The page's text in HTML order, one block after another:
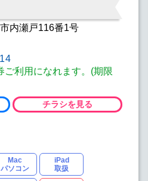
内瀬戸116番1号
ご利用になれます。(期限
チラシを見る
Mac
パソコン
iPad
取扱